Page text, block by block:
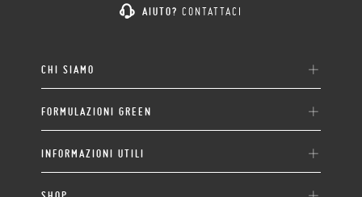
AIUTO? CONTATTACI
CHI SIAMO
FORMULAZIONI GREEN
INFORMAZIONI UTILI